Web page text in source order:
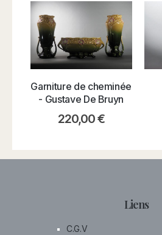
Garniture de cheminée
- Gustave De Bruyn
220,00€
Liens
C.G.V